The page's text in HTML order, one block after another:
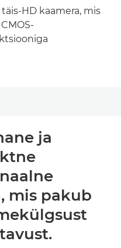
HD kaamera, mis
ja
mis pakub